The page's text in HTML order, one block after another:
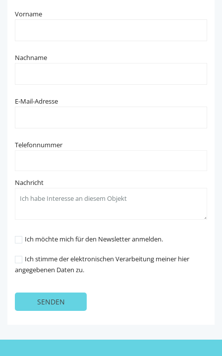
Vorname
Nachname
E-Mail-Adresse
Telefonnummer
Nachricht
Ich möchte mich für den Newsletter anmelden.
Ich stimme der elektronischen Verarbeitung meiner hier
angegebenen Daten zu.